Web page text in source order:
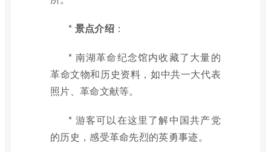
* 景点介绍：
* 南湖革命纪念馆内收藏了大量的
革命文物和历史资料，如中共一大代表
照片、革命文献等。
* 游客可以在这里了解中国共产党
的历史，感受革命先烈的英勇事迹。